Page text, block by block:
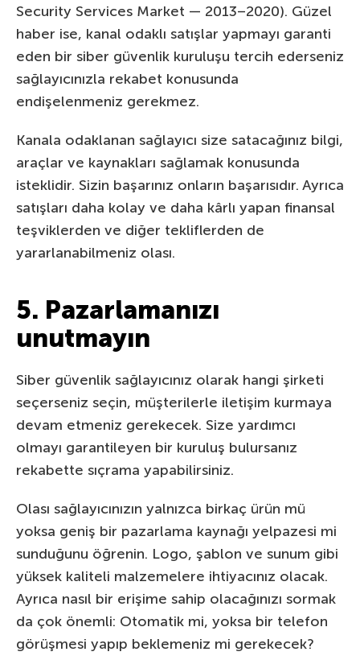
Security Services Market — 2013–2020). Güzel
haber ise, kanal odaklı satışlar yapmayı garanti
eden bir siber güvenlik kuruluşu tercih ederseniz
sağlayıcınızla rekabet konusunda
endişelenmeniz gerekmez.
Kanala odaklanan sağlayıcı size satacağınız bilgi,
araçlar ve kaynakları sağlamak konusunda
isteklidir. Sizin başarınız onların başarısıdır. Ayrıca
satışları daha kolay ve daha kârlı yapan finansal
teşviklerden ve diğer tekliflerden de
yararlanabilmeniz olası.
5. Pazarlamanızı
unutmayın
Siber güvenlik sağlayıcınız olarak hangi şirketi
seçerseniz seçin, müşterilerle iletişim kurmaya
devam etmeniz gerekecek. Size yardımcı
olmayı garantileyen bir kuruluş bulursanız
rekabette sıçrama yapabilirsiniz.
Olası sağlayıcınızın yalnızca birkaç ürün mü
yoksa geniş bir pazarlama kaynağı yelpazesi mi
sunduğunu öğrenin. Logo, şablon ve sunum gibi
yüksek kaliteli malzemelere ihtiyacınız olacak.
Ayrıca nasıl bir erişime sahip olacağınızı sormak
da çok önemli: Otomatik mi, yoksa bir telefon
görüşmesi yapıp beklemeniz mi gerekecek?